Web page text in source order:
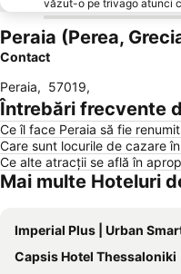
văzut-o pe trivago atunci
Peraia (Perea,
Contact
Peraia, 57019,
Întrebări frecvente
Ce îl face Peraia să fie
Care sunt locurile de cazare
Ce alte atracții se află în
Mai multe Hoteluri
Imperial Plus | Urban Smart
Capsis Hotel Thessaloniki